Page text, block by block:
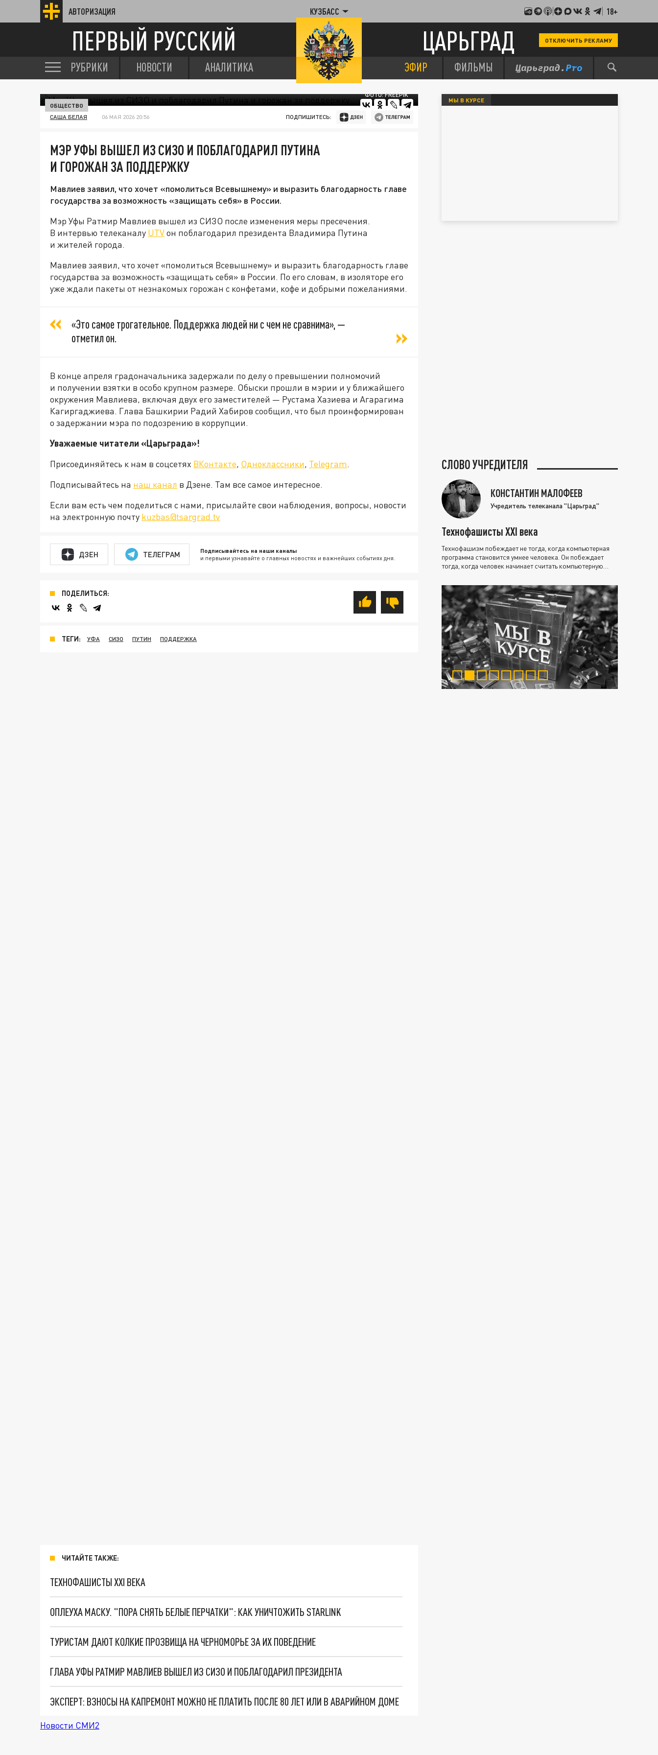
АВТОРИЗАЦИЯ КУЗБАСС 18+
ПЕРВЫЙ РУССКИЙ ЦАРЬГРАД ОТКЛЮЧИТЬ РЕКЛАМУ
РУБРИКИ НОВОСТИ АНАЛИТИКА ЭФИР ФИЛЬМЫ
ФОТО: FREEPIK
ОБЩЕСТВО
САША БЕЛАЯ 06 МАЯ 2026 20:56 ПОДПИШИТЕСЬ:
МЭР УФЫ ВЫШЕЛ ИЗ СИЗО И ПОБЛАГОДАРИЛ ПУТИНА
И ГОРОЖАН ЗА ПОДДЕРЖКУ
Мавлиев заявил, что хочет «помолиться Всевышнему» и выразить благодарность главе
государства за возможность «защищать себя» в России.
Мэр Уфы Ратмир Мавлиев вышел из СИЗО после изменения меры пресечения.
В интервью телеканалу UTVон поблагодарил президента Владимира Путина
и жителей города.
Мавлиев заявил, что хочет «помолиться Всевышнему» и выразить благодарность главе
государства за возможность «защищать себя» в России. По его словам, в изоляторе его
уже ждали пакеты от незнакомых горожан с конфетами, кофе и добрыми пожеланиями.
«Это самое трогательное. Поддержка людей ни с чем не сравнима», —
отметил он.
В конце апреля градоначальника задержали по делу о превышении полномочий
и получении взятки в особо крупном размере. Обыски прошли в мэрии и у ближайшего
окружения Мавлиева, включая двух его заместителей — Рустама Хазиева и Агарагима
Кагиргаджиева. Глава Башкирии Радий Хабиров сообщил, что был проинформирован
о задержании мэра по подозрению в коррупции.
Уважаемые читатели «Царьграда»!
Присоединяйтесь к нам в соцсетях ВКонтакте, Одноклассники, Telegram.
Подписывайтесь на наш канал в Дзене. Там все самое интересное.
Если вам есть чем поделиться с нами, присылайте свои наблюдения, вопросы, новости
на электронную почту kuzbas@tsargrad.tv
ДЗЕН ТЕЛЕГРАМ Подписывайтесь на наши каналы
и первыми узнавайте о главных новостях и важнейших событиях дня.
ПОДЕЛИТЬСЯ:
ТЕГИ: УФА СИЗО ПУТИН ПОДДЕРЖКА
ЧИТАЙТЕ ТАКЖЕ:
ТЕХНОФАШИСТЫ XXI ВЕКА
ОПЛЕУХА МАСКУ. "ПОРА СНЯТЬ БЕЛЫЕ ПЕРЧАТКИ": КАК УНИЧТОЖИТЬ STARLINK
ТУРИСТАМ ДАЮТ КОЛКИЕ ПРОЗВИЩА НА ЧЕРНОМОРЬЕ ЗА ИХ ПОВЕДЕНИЕ
ГЛАВА УФЫ РАТМИР МАВЛИЕВ ВЫШЕЛ ИЗ СИЗО И ПОБЛАГОДАРИЛ ПРЕЗИДЕНТА
ЭКСПЕРТ: ВЗНОСЫ НА КАПРЕМОНТ МОЖНО НЕ ПЛАТИТЬ ПОСЛЕ 80 ЛЕТ ИЛИ В АВАРИЙНОМ ДОМЕ
Новости СМИ2
МЫ В КУРСЕ
СЛОВО УЧРЕДИТЕЛЯ
КОНСТАНТИН МАЛОФЕЕВ
Учредитель телеканала "Царьград"
Технофашисты XXI века
Технофашизм побеждает не тогда, когда компьютерная
программа становится умнее человека. Он побеждает
тогда, когда человек начинает считать компьютерную